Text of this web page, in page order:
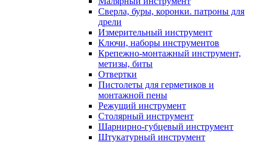
Сверла, буры, коронки. патроны для
дрели
Измерительный инструмент
Ключи, наборы инструментов
Крепежно-монтажный инструмент,
метизы, биты
Отвертки
Пистолеты для герметиков и
монтажной пены
Режущий инструмент
Столярный инструмент
Шарнирно-губцевый инструмент
Штукатурный инструмент